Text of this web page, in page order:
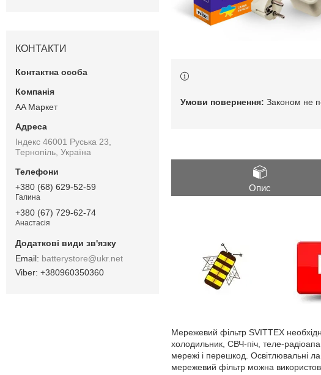
Законом не
Опис
Мережевий фільтр SVITTEX
холодильник, СВЧ-піч, теле-
мережі і перешкод. Освітлювальні
мережевий фільтр можна
КОНТАКТИ
AA Маркет
Індекс 46001 Руська 23,
Тернопіль, Україна
+380 (68) 629-52-59
Галина
+380 (67) 729-62-74
Анастасія
batterystore@ukr.net
+380960350360